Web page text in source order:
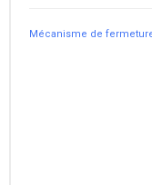
Mécanisme de